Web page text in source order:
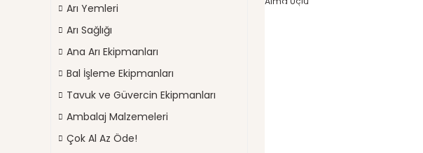
Arı Yemleri
Arı Sağlığı
Ana Arı Ekipmanları
Bal İşleme Ekipmanları
Tavuk ve Güvercin Ekipmanları
Ambalaj Malzemeleri
Çok Al Az Öde!
%23